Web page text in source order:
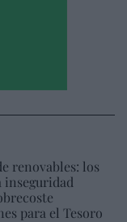
renovables: los
inseguridad
para el Tesoro